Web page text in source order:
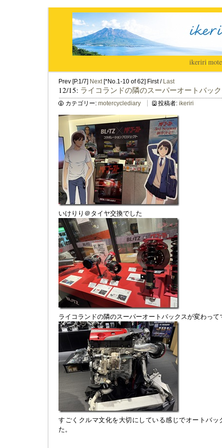
ikeriri|
Prev [P.1/7] Next[*No.1-10 of 62] First / Last
12/15: ライコランドの隣のスーパーオートバッ
カテゴリー: motercyclediary 投稿者: ikeriri
いけりり＠タイヤ交換でした
ライコランドの隣のスーパーオートバックスが変わって
すごくクルマ文化を大切にしている感じでオートバ
た。